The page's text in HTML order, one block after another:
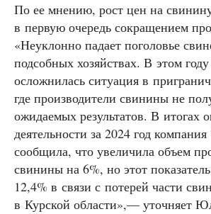
По ее мнению, рост цен на
в первую очередь сокращением
«Неуклонно падает поголовье
подсобных хозяйствах. В этом
осложнилась ситуация в
где производители свинины не
ожидаемых результатов. В итогах
деятельности за 2024 год
сообщила, что увеличила объем
свинины на 6%, но этот
12,4% в связи с потерей части
в Курской области»,— уточняет